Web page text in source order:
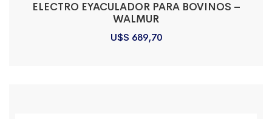
ELECTRO EYACULADOR PARA BOVINOS –
WALMUR
U$S 689,70